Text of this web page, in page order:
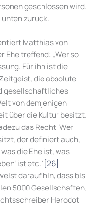
geschlossen wird.
zurück.
Matthias von
Ehe treffend: „Wer so
Für ihn ist die
die absolute
gesellschaftliches
von demjenigen
über die Kultur besitzt.
das Recht. Wer
der definiert auch,
die Ehe ist, was
ist etc.“[26]
darauf hin, dass bis
5000 Gesellschaften,
Herodot